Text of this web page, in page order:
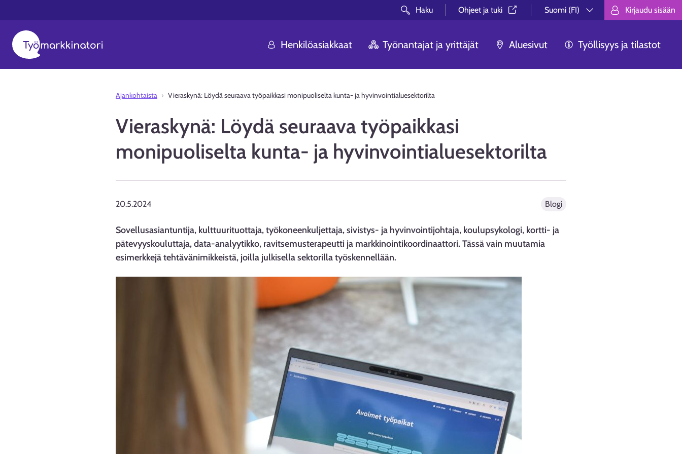
Haku Ohjeet ja tuki⁠
Suomi (FI)
Valitse kieli. Välj språk. Choose
Kirjaudu sisään
Henkilöasiakkaat Työnantajat ja yrittäjät Aluesivut Työllisyys ja tilastot
Ajankohtaista Vieraskynä: Löydä seuraava työpaikkasi monipuoliselta kunta- ja hyvinvointialuesektorilta
Vieraskynä: Löydä seuraava työpaikkasi
monipuoliselta kunta- ja hyvinvointialuesektorilta
20.5.2024 Blogi
Sovellusasiantuntija, kulttuurituottaja, työkoneenkuljettaja, sivistys- ja hyvinvointijohtaja, koulupsykologi, kortti- ja
pätevyyskouluttaja, data-analyytikko, ravitsemusterapeutti ja markkinointikoordinaattori. Tässä vain muutamia
esimerkkejä tehtävänimikkeistä, joilla julkisella sektorilla työskennellään.